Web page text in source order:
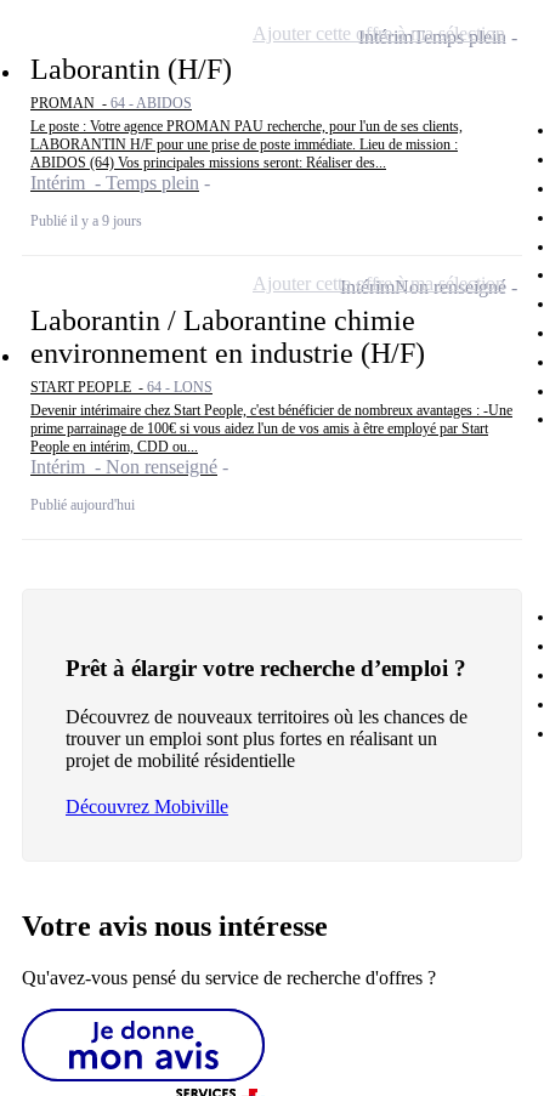
Laborantin (H/F)
PROMAN - 64 - ABIDOS
Le poste : Votre agence PROMAN PAU recherche, pour l'un de ses clients,
LABORANTIN H/F pour une prise de poste immédiate. Lieu de mission :
ABIDOS (64) Vos principales missions seront: Réaliser des...
Intérim - Temps plein
Publié il y a 9 jours
IntérimTemps plein
Ajouter cette offre à ma sélection
Laborantin / Laborantine chimie
environnement en industrie (H/F)
START PEOPLE - 64 - LONS
Devenir intérimaire chez Start People, c'est bénéficier de nombreux avantages : -Une
prime parrainage de 100€ si vous aidez l'un de vos amis à être employé par Start
People en intérim, CDD ou...
Intérim - Non renseigné
Publié aujourd'hui
IntérimNon renseigné
Ajouter cette offre à ma sélection
Prêt à élargir votre recherche d’emploi ?
Découvrez de nouveaux territoires où les chances de
trouver un emploi sont plus fortes en réalisant un
projet de mobilité résidentielle
Découvrez Mobiville
Votre avis nous intéresse
Qu'avez-vous pensé du service de recherche d'offres ?